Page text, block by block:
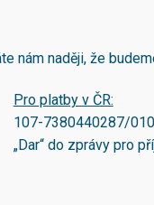
nám naději, že
Pro platby v ČR:
107-7380440287/
„Dar“ do zprávy pro